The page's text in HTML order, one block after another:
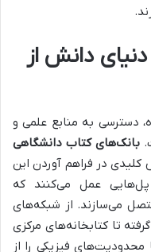
دانش از
دسترسی به منابع علمی و
بانک‌های کتاب دانشگاهی
کلیدی در فراهم آوردن این
عمل می‌کنند که
می‌سازند. از شبکه‌های
تا کتابخانه‌های مرکزی
محدودیت‌های فیزیکی را از